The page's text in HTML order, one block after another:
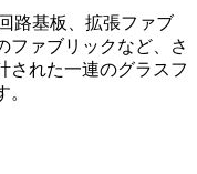
路基板、拡張ファブ
ファブリックなど、さ
された一連のグラスフ